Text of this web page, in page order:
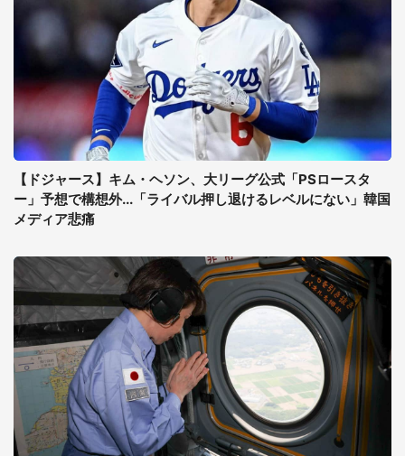
【ドジャース】キム・ヘソン、大リーグ公式「PSロースタ
ー」予想で構想外...「ライバル押し退けるレベルにない」韓国
メディア悲痛